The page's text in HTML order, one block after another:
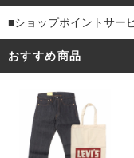
■ショップポイントサー
おすすめ商品